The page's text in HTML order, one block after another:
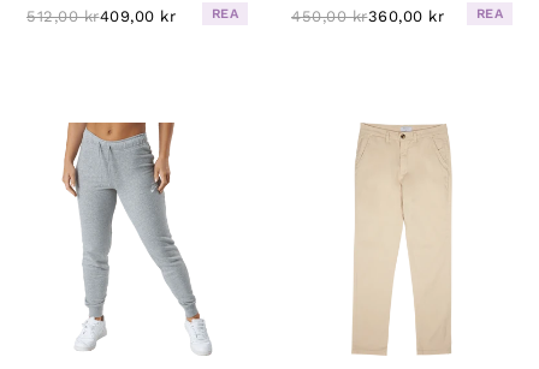
512,00 kr409,00 kr REA 450,00 kr360,00 kr REA